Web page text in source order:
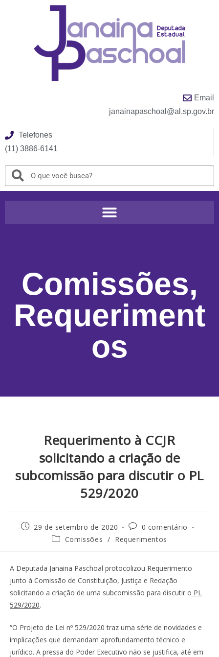
Email
janainapaschoal@al.sp.gov.br
Telefones
(11) 3886-6141
Comissões,
Requeriment
os
Requerimento à CCJR
solicitando a criação de
subcomissão para discutir o PL
529/2020
29 de setembro de 2020
0 comentário
Comissões / Requerimentos
A Deputada Janaina Paschoal protocolizou Requerimento
junto à Comissão de Constituição, Justiça e Redação
solicitando a criação de uma subcomissão para discutir o PL
529/2020.
“O Projeto de Lei nº 529/2020 traz uma série de novidades e
implicações que demandam aprofundamento técnico e
jurídico. A pressa do Poder Executivo não se justifica, até em